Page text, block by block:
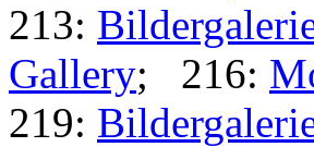
213:
Gallery; 216:
219: